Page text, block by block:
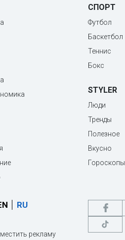
СПОРТ
Футбол
Баскетбол
Теннис
Бокс
STYLER
Люди
Тренды
Полезное
Вкусно
Гороскопы
RU
рекламу